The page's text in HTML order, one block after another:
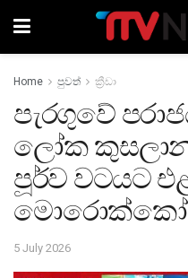
Home පුවත් ක්‍රීඩා
පැරගුවේ
ලෝක
පූර්ව වටයට
5 July 2026